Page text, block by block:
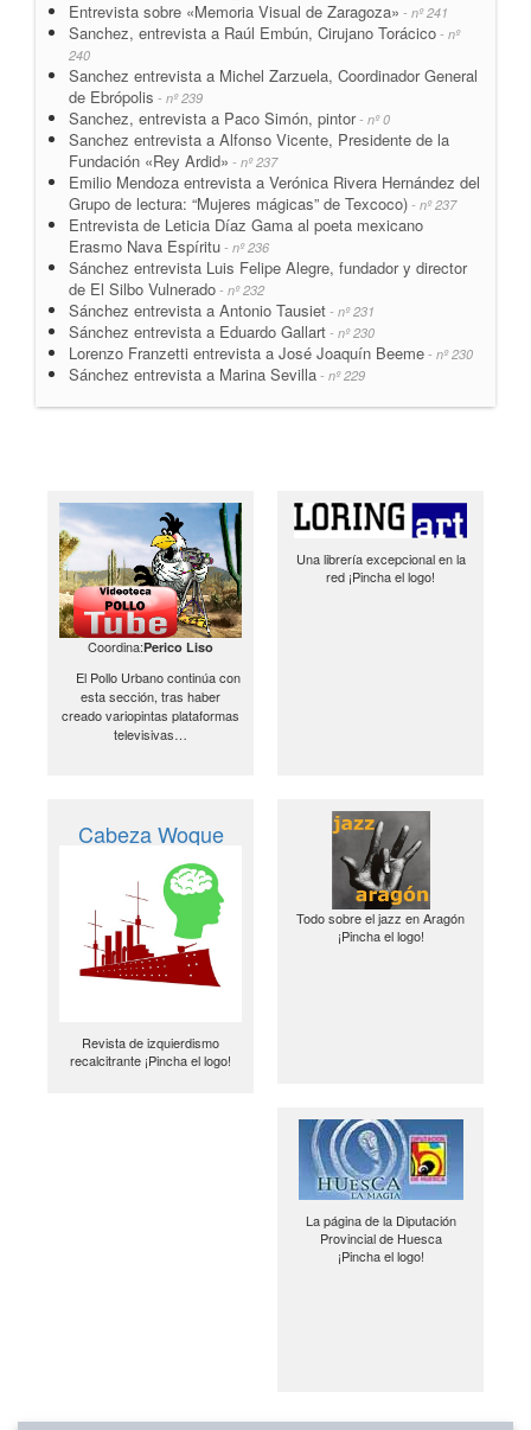
Entrevista sobre «Memoria Visual de Zaragoza» - nº 241
Sanchez, entrevista a Raúl Embún, Cirujano Torácico - nº
240
Sanchez entrevista a Michel Zarzuela, Coordinador General
de Ebrópolis - nº 239
Sanchez, entrevista a Paco Simón, pintor- nº 0
Sanchez entrevista a Alfonso Vicente, Presidente de la
Fundación «Rey Ardid» - nº 237
Emilio Mendoza entrevista a Verónica Rivera Hernández del
Grupo de lectura: “Mujeres mágicas” de Texcoco) - nº 237
Entrevista de Leticia Díaz Gama al poeta mexicano
Erasmo Nava Espíritu - nº 236
Sánchez entrevista Luis Felipe Alegre, fundador y director
de El Silbo Vulnerado - nº 232
Sánchez entrevista a Antonio Tausiet - nº 231
Sánchez entrevista a Eduardo Gallart - nº 230
Lorenzo Franzetti entrevista a José Joaquín Beeme - nº 230
Sánchez entrevista a Marina Sevilla - nº 229
Coordina:Perico Liso
El Pollo Urbano continúa con
esta sección, tras haber
creado variopintas plataformas
televisivas…
Una librería excepcional en la
red ¡Pincha el logo!
Cabeza Woque
Revista de izquierdismo
recalcitrante ¡Pincha el logo!
Todo sobre el jazz en Aragón
¡Pincha el logo!
La página de la Diputación
Provincial de Huesca
¡Pincha el logo!